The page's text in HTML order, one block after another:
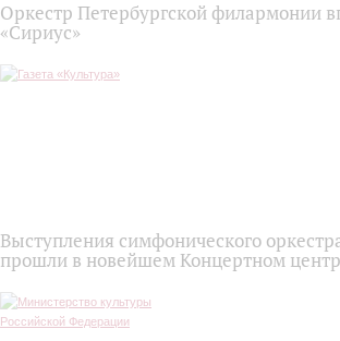
Оркестр Петербургской филармонии
«Сириус»
Выступления симфонического
прошли в новейшем Концертном